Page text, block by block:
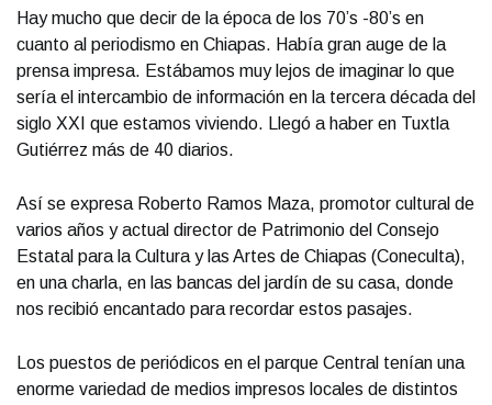
Hay mucho que decir de la época de los 70’s -80’s en
cuanto al periodismo en Chiapas. Había gran auge de la
prensa impresa. Estábamos muy lejos de imaginar lo que
sería el intercambio de información en la tercera década del
siglo XXI que estamos viviendo. Llegó a haber en Tuxtla
Gutiérrez más de 40 diarios.
Así se expresa Roberto Ramos Maza, promotor cultural de
varios años y actual director de Patrimonio del Consejo
Estatal para la Cultura y las Artes de Chiapas (Coneculta),
en una charla, en las bancas del jardín de su casa, donde
nos recibió encantado para recordar estos pasajes.
Los puestos de periódicos en el parque Central tenían una
enorme variedad de medios impresos locales de distintos